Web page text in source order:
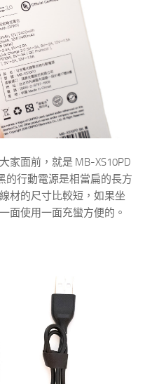
家面前，就是 MB-XS10PD
的行動電源是相當扁的長方
材的尺寸比較短，如果坐
面使用一面充蠻方便的。